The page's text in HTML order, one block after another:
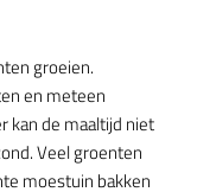
groeien.
en meteen
kan de maaltijd niet
Veel groenten
moestuin bakken